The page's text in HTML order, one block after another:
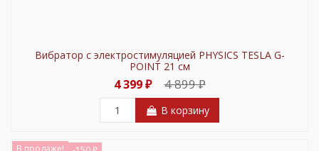
Вибратор с электростимуляцией PHYSICS TESLA G-
POINT 21 см
4 399 ₽ 4 899 ₽
В корзину
В продаже!